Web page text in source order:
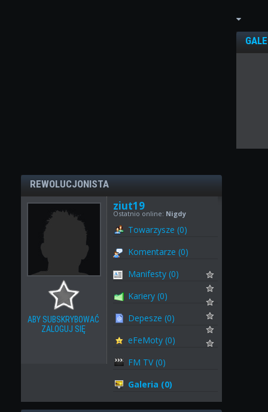
REWOLUCJONISTA
ABY SUBSKRYBOWAĆ
ZALOGUJ SIĘ
ziut19
Ostatnio online: Nigdy
Towarzysze (0)
Komentarze (0)
Manifesty (0)
Kariery (0)
Depesze (0)
eFeMoty (0)
FM TV (0)
Galeria (0)